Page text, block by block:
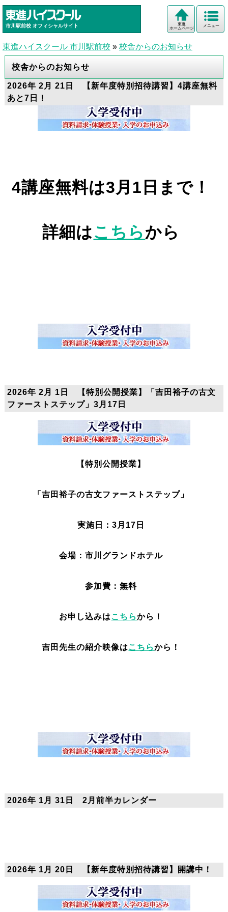
市川駅前校 オフィシャルサイト メニュー
東進
ホームページ
東進ハイスクール 市川駅前校 » 校舎からのお知らせ
校舎からのお知らせ
2026年 2月 21日 【新年度特別招待講習】4講座無料
あと7日！
4講座無料は3月1日まで！
詳細はこちらから
2026年 2月 1日 【特別公開授業】「吉田裕子の古文
ファーストステップ」3月17日
【特別公開授業】
「吉田裕子の古文ファーストステップ」
実施日：3月17日
会場：市川グランドホテル
参加費：無料
お申し込みはこちらから！
吉田先生の紹介映像はこちらから！
2026年 1月 31日 2月前半カレンダー
2026年 1月 20日 【新年度特別招待講習】開講中！